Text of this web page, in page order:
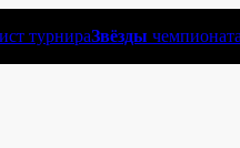
турнираЗвёзды чемпионата